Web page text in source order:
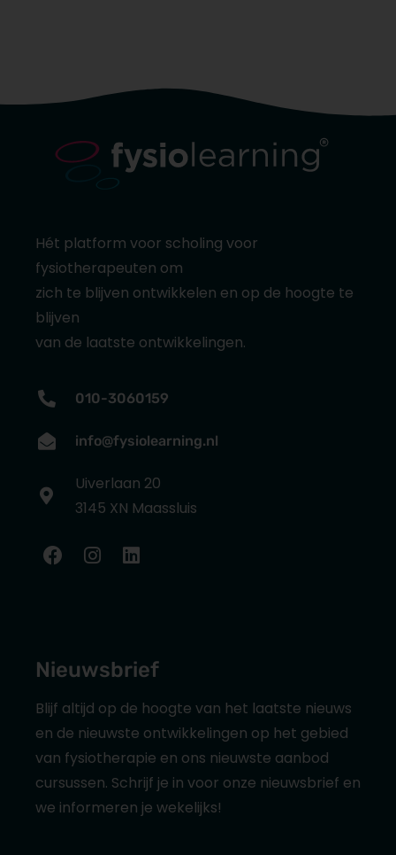
Hét platform voor scholing voor
fysiotherapeuten om
zich te blijven ontwikkelen en op de hoogte te
blijven
van de laatste ontwikkelingen.
010-3060159
info@fysiolearning.nl
Uiverlaan 20
3145 XN Maassluis
Nieuwsbrief
Blijf altijd op de hoogte van het laatste nieuws
en de nieuwste ontwikkelingen op het gebied
van fysiotherapie en ons nieuwste aanbod
cursussen. Schrijf je in voor onze nieuwsbrief en
we informeren je wekelijks!